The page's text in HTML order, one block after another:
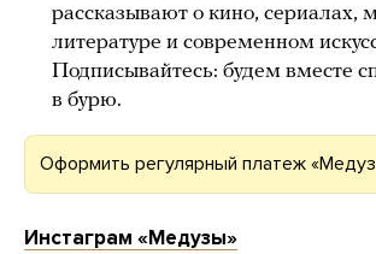
рассказывают о кино, сериалах,
литературе и современном
Подписывайтесь: будем вместе
в бурю.
Оформить регулярный платеж
Инстаграм «Медузы»